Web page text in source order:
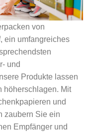
von
ein umfangreiches
und
Produkte lassen
höherschlagen. Mit
und
zaubern Sie ein
Empfänger und